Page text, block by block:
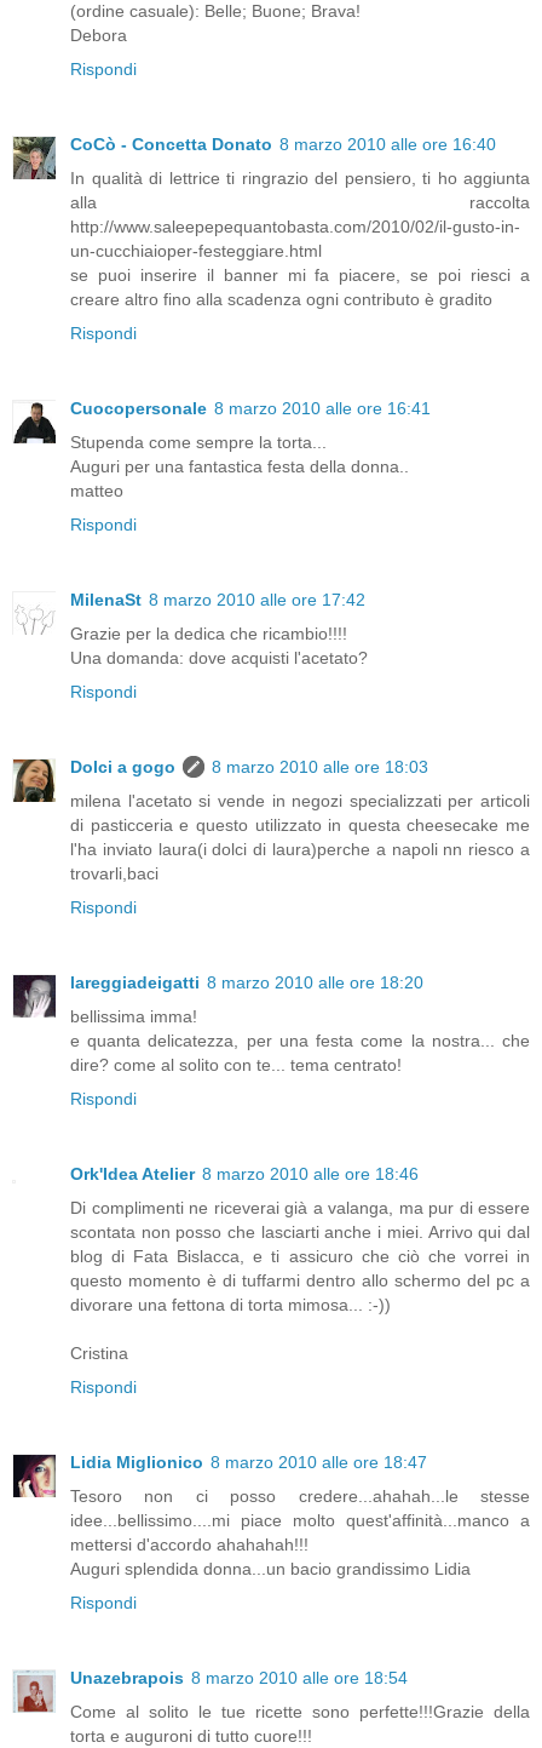
(ordine casuale): Belle; Buone; Brava!
Debora
Rispondi
CoCò - Concetta Donato 8 marzo 2010 alle ore 16:40
In qualità di lettrice ti ringrazio del pensiero, ti ho aggiunta
alla raccolta
http://www.saleepepequantobasta.com/2010/02/il-gusto-in-
un-cucchiaioper-festeggiare.html
se puoi inserire il banner mi fa piacere, se poi riesci a
creare altro fino alla scadenza ogni contributo è gradito
Rispondi
Cuocopersonale 8 marzo 2010 alle ore 16:41
Stupenda come sempre la torta...
Auguri per una fantastica festa della donna..
matteo
Rispondi
MilenaSt 8 marzo 2010 alle ore 17:42
Grazie per la dedica che ricambio!!!!
Una domanda: dove acquisti l'acetato?
Rispondi
Dolci a gogo
8 marzo 2010 alle ore 18:03
milena l'acetato si vende in negozi specializzati per articoli
di pasticceria e questo utilizzato in questa cheesecake me
l'ha inviato laura(i dolci di laura)perche a napoli nn riesco a
trovarli,baci
Rispondi
lareggiadeigatti 8 marzo 2010 alle ore 18:20
bellissima imma!
e quanta delicatezza, per una festa come la nostra... che
dire? come al solito con te... tema centrato!
Rispondi
Ork'Idea Atelier 8 marzo 2010 alle ore 18:46
Di complimenti ne riceverai già a valanga, ma pur di essere
scontata non posso che lasciarti anche i miei. Arrivo qui dal
blog di Fata Bislacca, e ti assicuro che ciò che vorrei in
questo momento è di tuffarmi dentro allo schermo del pc a
divorare una fettona di torta mimosa... :-))
Cristina
Rispondi
Lidia Miglionico 8 marzo 2010 alle ore 18:47
Tesoro non ci posso credere...ahahah...le stesse
idee...bellissimo....mi piace molto quest'affinità...manco a
mettersi d'accordo ahahahah!!!
Auguri splendida donna...un bacio grandissimo Lidia
Rispondi
Unazebrapois 8 marzo 2010 alle ore 18:54
Come al solito le tue ricette sono perfette!!!Grazie della
torta e auguroni di tutto cuore!!!